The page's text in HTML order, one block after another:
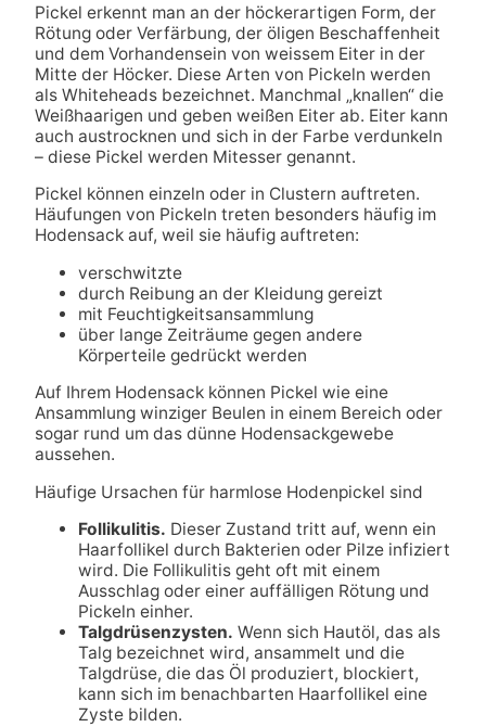
Pickel erkennt man an der höckerartigen Form, der
Rötung oder Verfärbung, der öligen Beschaffenheit
und dem Vorhandensein von weissem Eiter in der
Mitte der Höcker. Diese Arten von Pickeln werden
als Whiteheads bezeichnet. Manchmal „knallen“ die
Weißhaarigen und geben weißen Eiter ab. Eiter kann
auch austrocknen und sich in der Farbe verdunkeln
– diese Pickel werden Mitesser genannt.
Pickel können einzeln oder in Clustern auftreten.
Häufungen von Pickeln treten besonders häufig im
Hodensack auf, weil sie häufig auftreten:
verschwitzte
durch Reibung an der Kleidung gereizt
mit Feuchtigkeitsansammlung
über lange Zeiträume gegen andere
Körperteile gedrückt werden
Auf Ihrem Hodensack können Pickel wie eine
Ansammlung winziger Beulen in einem Bereich oder
sogar rund um das dünne Hodensackgewebe
aussehen.
Häufige Ursachen für harmlose Hodenpickel sind
Follikulitis. Dieser Zustand tritt auf, wenn ein
Haarfollikel durch Bakterien oder Pilze infiziert
wird. Die Follikulitis geht oft mit einem
Ausschlag oder einer auffälligen Rötung und
Pickeln einher.
Talgdrüsenzysten. Wenn sich Hautöl, das als
Talg bezeichnet wird, ansammelt und die
Talgdrüse, die das Öl produziert, blockiert,
kann sich im benachbarten Haarfollikel eine
Zyste bilden.